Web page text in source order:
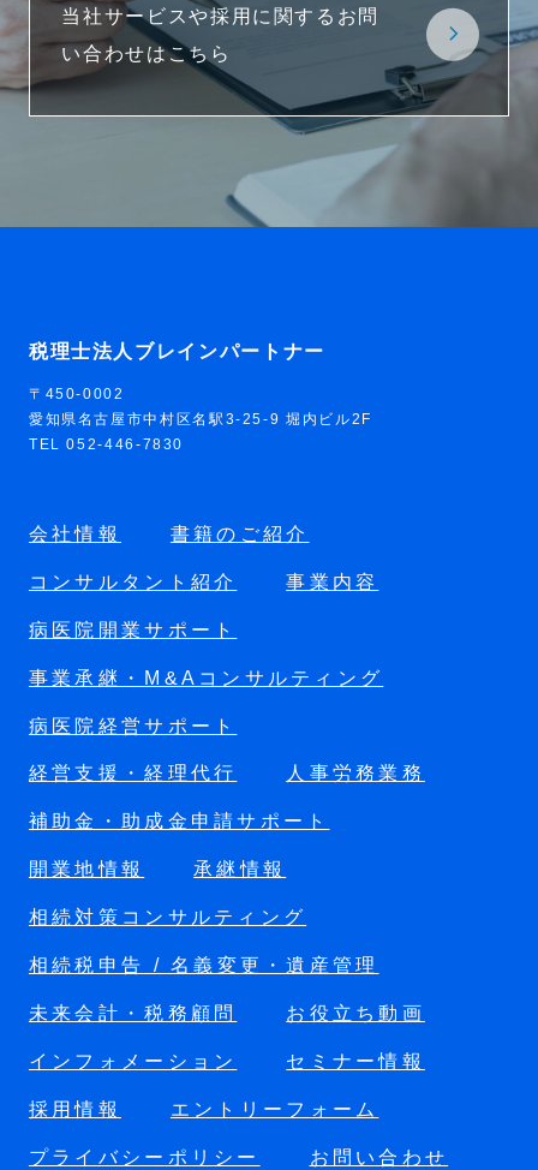
当社サービスや採用に関するお問
い合わせはこちら
税理士法人ブレインパートナー
〒450-0002
愛知県名古屋市中村区名駅3-25-9 堀内ビル2F
TEL 052-446-7830
会社情報 書籍のご紹介
コンサルタント紹介 事業内容
病医院開業サポート
事業承継・M&Aコンサルティング
病医院経営サポート
経営支援・経理代行 人事労務業務
補助金・助成金申請サポート
開業地情報 承継情報
相続対策コンサルティング
相続税申告 / 名義変更・遺産管理
未来会計・税務顧問 お役立ち動画
インフォメーション セミナー情報
採用情報 エントリーフォーム
プライバシーポリシー お問い合わせ